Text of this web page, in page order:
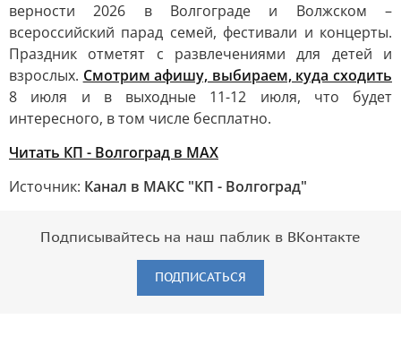
верности 2026 в Волгограде и Волжском –
всероссийский парад семей, фестивали и концерты.
Праздник отметят с развлечениями для детей и
взрослых. Смотрим афишу, выбираем, куда сходить
8 июля и в выходные 11-12 июля, что будет
интересного, в том числе бесплатно.
Читать КП - Волгоград в MAX
Источник: Канал в МАКС "КП - Волгоград"
Подписывайтесь на наш паблик в ВКонтакте
ПОДПИСАТЬСЯ